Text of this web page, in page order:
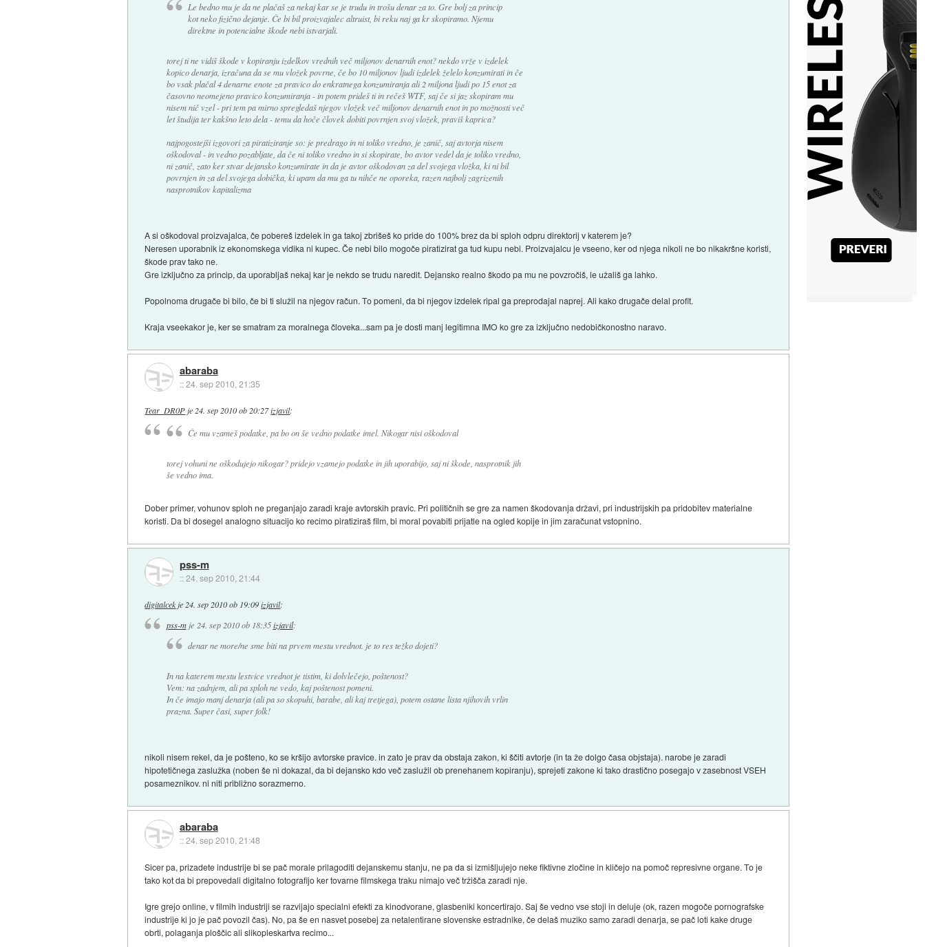
Le bedno mu je da ne plačaš za nekaj kar se je trudu in trošu denar za to. Gre bolj za princip
kot neko fizično dejanje. Če bi bil proizvajalec altruist, bi reku naj ga kr skopiramo. Njemu
direktne in potencialne škode nebi istvarjali.
torej ti ne vidiš škode v kopiranju izdelkov vrednih več miljonov denarnih enot? nekdo vrže v izdelek
kopico denarja, izračuna da se mu vložek povrne, če bo 10 miljonov ljudi izdelek želelo konzumirati in če
bo vsak plačal 4 denarne enote za pravico do enkratnega konzumiranja ali 2 miljona ljudi po 15 enot za
časovno neomejeno pravico konzumiranja - in potem prideš ti in rečeš WTF, saj če si jaz skopiram mu
nisem nič vzel - pri tem pa mirno spregledaš njegov vložek več miljonov denarnih enot in po možnosti več
let študija ter kakšno leto dela - temu da hoče človek dobiti povrnjen svoj vložek, praviš kaprica?
najpogostejši izgovori za piratiziranje so: je predrago in ni toliko vredno, je zanič, saj avtorja nisem
oškodoval - in vedno pozabljate, da če ni toliko vredno in si skopirate, bo avtor vedel da je toliko vredno,
ni zanič, zato ker stvar dejansko konzumirate in da je avtor oškodovan za del svojega vložka, ki ni bil
povrnjen in za del svojega dobička, ki upam da mu ga tu nihče ne oporeka, razen najbolj zagrizenih
nasprotnikov kapitalizma
A si oškodoval proizvajalca, če pobereš izdelek in ga takoj zbrišeš ko pride do 100% brez da bi sploh odpru direktorij v katerem je?
Neresen uporabnik iz ekonomskega vidika ni kupec. Če nebi bilo mogoče piratizirat ga tud kupu nebi. Proizvajalcu je vseeno, ker od njega nikoli ne bo nikakršne koristi,
škode prav tako ne.
Gre izključno za princip, da uporabljaš nekaj kar je nekdo se trudu naredit. Dejansko realno škodo pa mu ne povzročiš, le užališ ga lahko.
Popolnoma drugače bi bilo, če bi ti služil na njegov račun. To pomeni, da bi njegov izdelek ripal ga preprodajal naprej. Ali kako drugače delal profit.
Kraja vseekakor je, ker se smatram za moralnega človeka...sam pa je dosti manj legitimna IMO ko gre za izključno nedobičkonostno naravo.
abaraba
::24. sep 2010, 21:35
Tear_DR0P je 24. sep 2010 ob 20:27izjavil:
Če mu vzameš podatke, pa bo on še vedno podatke imel. Nikogar nisi oškodoval
torej vohuni ne oškodujejo nikogar? pridejo vzamejo podatke in jih uporabijo, saj ni škode, nasprotnik jih
še vedno ima.
Dober primer, vohunov sploh ne preganjajo zaradi kraje avtorskih pravic. Pri političnih se gre za namen škodovanja državi, pri industrijskih pa pridobitev materialne
koristi. Da bi dosegel analogno situacijo ko recimo piratiziraš film, bi moral povabiti prijatle na ogled kopije in jim zaračunat vstopnino.
pss-m
::24. sep 2010, 21:44
digitalcekje 24. sep 2010 ob 19:09 izjavil:
pss-mje 24. sep 2010 ob 18:35 izjavil:
denar ne more/ne sme biti na prvem mestu vrednot. je to res težko dojeti?
In na katerem mestu lestvice vrednot je tistim, ki dolvlečejo, poštenost?
Vem: na zadnjem, ali pa sploh ne vedo, kaj poštenost pomeni.
In če imajo manj denarja (ali pa so skopuhi, barabe, ali kaj tretjega), potem ostane lista njihovih vrlin
prazna. Super časi, super folk!
nikoli nisem rekel, da je pošteno, ko se kršijo avtorske pravice. in zato je prav da obstaja zakon, ki ščiti avtorje (in ta že dolgo časa objstaja). narobe je zaradi
hipotetičnega zaslužka (noben še ni dokazal, da bi dejansko kdo več zaslužil ob prenehanem kopiranju), sprejeti zakone ki tako drastično posegajo v zasebnost VSEH
posameznikov. ni niti približno sorazmerno.
abaraba
::24. sep 2010, 21:48
Sicer pa, prizadete industrije bi se pač morale prilagoditi dejanskemu stanju, ne pa da si izmišljujejo neke fiktivne zločine in kličejo na pomoč represivne organe. To je
tako kot da bi prepovedali digitalno fotografijo ker tovarne filmskega traku nimajo več tržišča zaradi nje.
Igre grejo online, v filmih industriji se razvijajo specialni efekti za kinodvorane, glasbeniki koncertirajo. Saj še vedno vse stoji in deluje (ok, razen mogoče pornografske
industrije ki jo je pač povozil čas). No, pa še en nasvet posebej za netalentirane slovenske estradnike, če delaš muziko samo zaradi denarja, se pač loti kake druge
obrti, polaganja ploščic ali slikopleskartva recimo...